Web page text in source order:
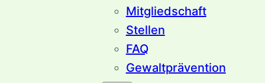
Mitgliedschaft
Stellen
FAQ
Gewaltprävention